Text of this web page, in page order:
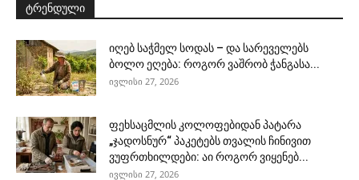
ტრენდული
იღებ საჭმელ სოდას – და სარეველებს
ბოლო ეღება: როგორ ვაშრობ ჭანგასა...
ივლისი 27, 2026
ფეხსაცმლის კოლოფებიდან პატარა
„ჯადოსნურ“ პაკეტებს თვალის ჩინივით
ვუფრთხილდები: აი როგორ ვიყენებ...
ივლისი 27, 2026